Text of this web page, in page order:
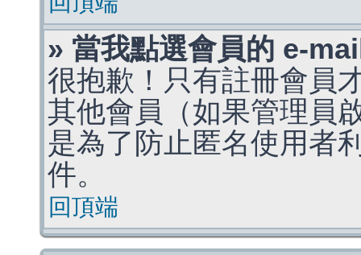
» 當我點選會員的 e-
很抱歉！只有註冊會員
其他會員（如果管理員
是為了防止匿名使用者
件。
回頂端